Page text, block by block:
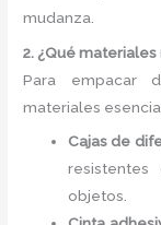
mudanza.
2. ¿Qué
Para empacar
materiales
Cajas de
objetos.